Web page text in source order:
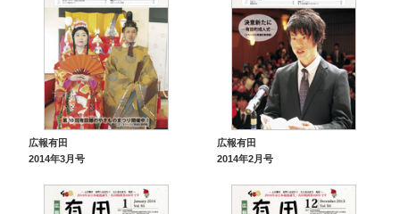
広報有田
2014年3月号
広報有田
2014年2月号